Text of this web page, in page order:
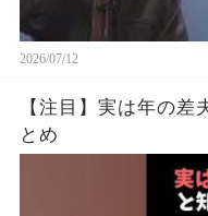
2026/07/12
【注目】実は年の差
とめ